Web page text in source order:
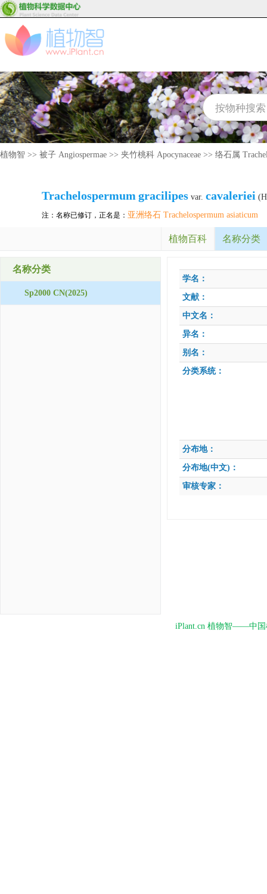
植物智 >> 被子 Angiospermae >> 夹竹桃科 Apocynaceae >> 络石属
Trachelospermum gracilipes var. cavaleriei
注：名称已修订，正名是： 亚洲络石 Trachelospermum asiaticum
植物百科 名称分类
名称分类
Sp2000 CN(2025)
学名：
文献：
中文名：
异名：
别名：
分类系统：
分布地：
分布地(中文)：
审核专家：
iPlant.cn 植物智——中国